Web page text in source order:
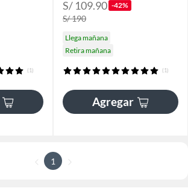
(1)
S/ 109.90 -42%
S/ 190
Llega mañana
Retira mañana
(1)
Agregar
1